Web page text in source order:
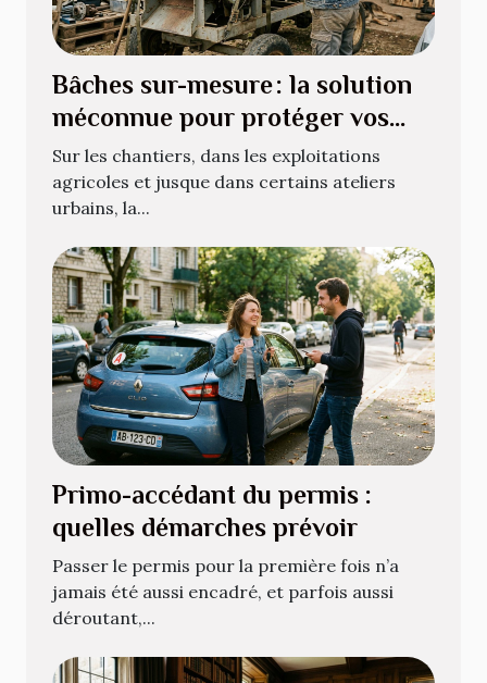
Bâches sur-mesure : la solution
méconnue pour protéger vos
équipements atypiques
Sur les chantiers, dans les exploitations
agricoles et jusque dans certains ateliers
urbains, la...
Primo-accédant du permis :
quelles démarches prévoir
Passer le permis pour la première fois n’a
jamais été aussi encadré, et parfois aussi
déroutant,...